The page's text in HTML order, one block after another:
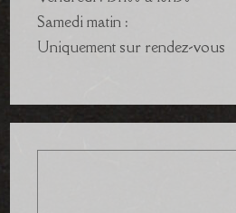
Samedi matin :
Uniquement sur rendez-vous